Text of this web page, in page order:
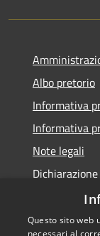
Albo pretorio
Informativa
Informativa
Note legali
Obiettivi di
Questo sito web
necessari al